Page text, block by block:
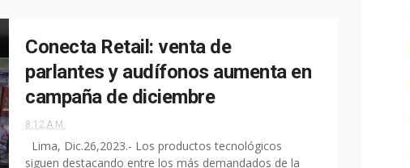
Conecta Retail: venta de
parlantes y audífonos aumenta en
campaña de diciembre
8:12 A.M.
Lima, Dic.26,2023.- Los productos tecnológicos
siguen destacando entre los más demandados de la